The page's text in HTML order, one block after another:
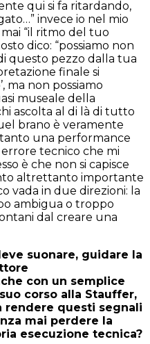
qui si fa ritardando,
invece io nel mio
“il ritmo del tuo
dico: “possiamo non
questo pezzo dalla tua
finale si
ma non possiamo
museale della
ascolta al di là di tutto
brano è veramente
una performance
tecnico che mi
è che non si capisce
altrettanto importante
vada in due direzioni: la
ambigua o troppo
dal creare una
suonare, guidare la
con un semplice
corso alla Stauffer,
rendere questi segnali
mai perdere la
esecuzione tecnica?